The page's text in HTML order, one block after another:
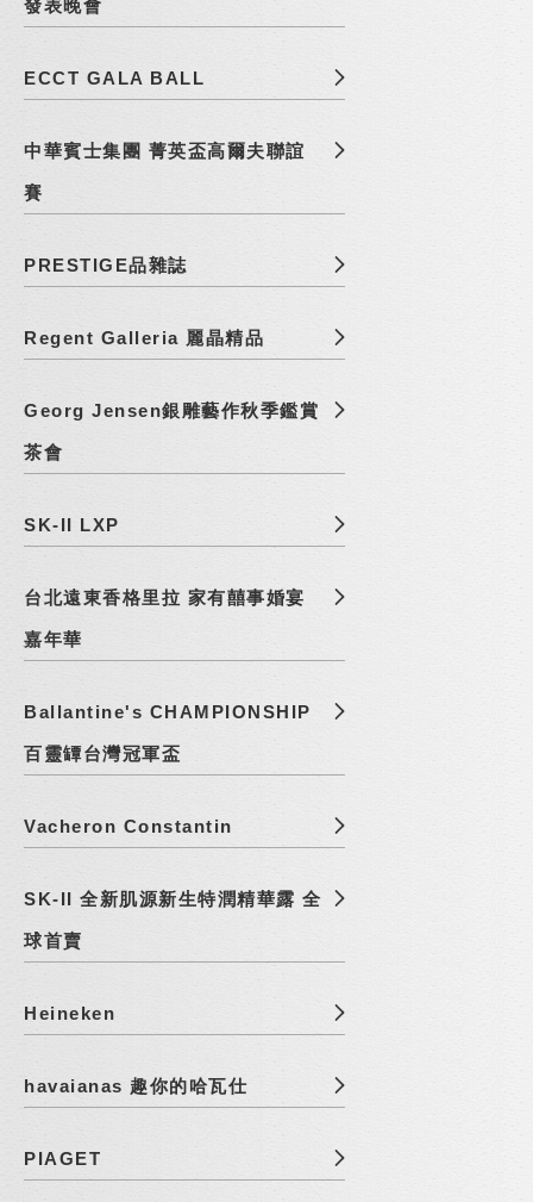
發表晚會
ECCT GALA BALL
中華賓士集團 菁英盃高爾夫聯誼
賽
PRESTIGE品雜誌
Regent Galleria 麗晶精品
Georg Jensen銀雕藝作秋季鑑賞
茶會
SK-II LXP
台北遠東香格里拉 家有囍事婚宴
嘉年華
Ballantine's CHAMPIONSHIP
百靈罈台灣冠軍盃
Vacheron Constantin
SK-II 全新肌源新生特潤精華露 全
球首賣
Heineken
havaianas 趣你的哈瓦仕
PIAGET